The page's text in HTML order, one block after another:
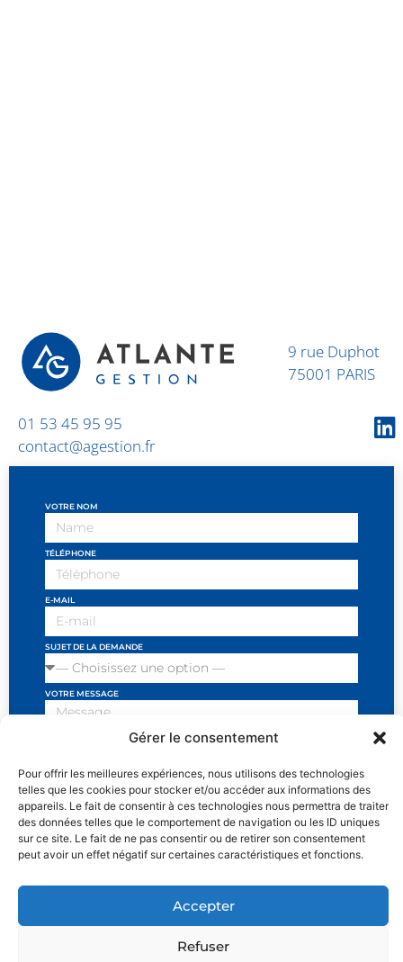
Gérer le consentement
Pour offrir les meilleures expériences, nous utilisons des technologies
telles que les cookies pour stocker et/ou accéder aux informations des
appareils. Le fait de consentir à ces technologies nous permettra de traiter
des données telles que le comportement de navigation ou les ID uniques
sur ce site. Le fait de ne pas consentir ou de retirer son consentement
peut avoir un effet négatif sur certaines caractéristiques et fonctions.
Accepter
Refuser
9 rue Duphot
75001 PARIS
01 53 45 95 95
contact@agestion.fr
VOTRE NOM
TÉLÉPHONE
E-MAIL
SUJET DE LA DEMANDE
VOTRE MESSAGE
J'ai lu et j'accepte les conditions et politiques de
privacité
SEND
MENTIONS LÉGALES